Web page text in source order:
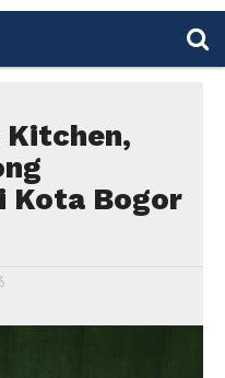
Kitchen,
Kota Bogor